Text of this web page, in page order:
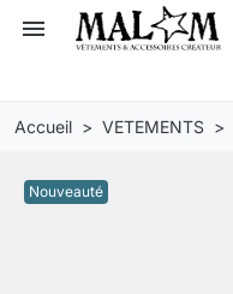
menu
Accueil VETEMENTS
Nouveauté